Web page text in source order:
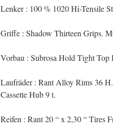
Lenker : 100 % 1020 Hi-Tensile
Griffe : Shadow Thirteen Grips.
Vorbau : Subrosa Hold Tight Top
Laufräder : Rant Alloy Rims 36
Cassette Hub 9 t.
Reifen : Rant 20 “ x 2,30 “ Tires